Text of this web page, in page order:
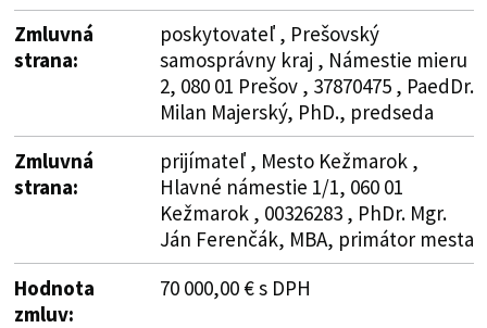
Zmluvná
strana:
poskytovateľ , Prešovský
samosprávny kraj , Námestie mieru
2, 080 01 Prešov , 37870475 , PaedDr.
Milan Majerský, PhD., predseda
Zmluvná
strana:
prijímateľ , Mesto Kežmarok ,
Hlavné námestie 1/1, 060 01
Kežmarok , 00326283 , PhDr. Mgr.
Ján Ferenčák, MBA, primátor mesta
Hodnota
zmluv:
70 000,00 € s DPH